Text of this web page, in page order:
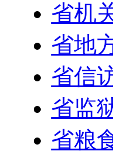
省机
省地
省信
省监
省粮